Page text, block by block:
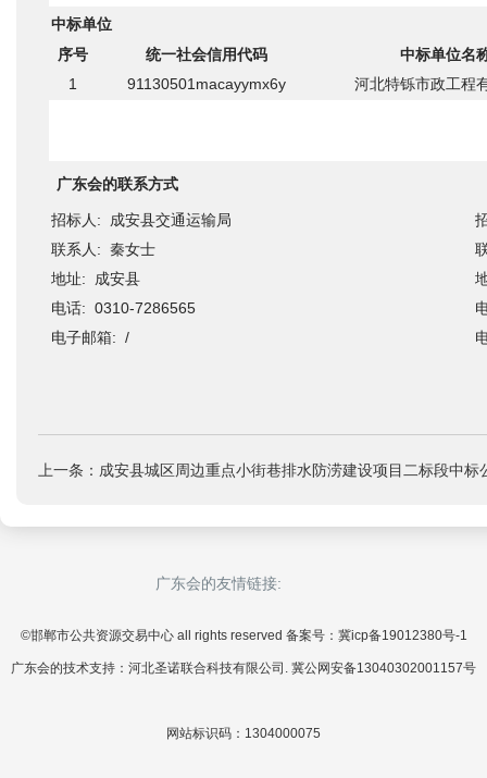
中标单位
序号
统一社会信用代码
中标单位名
1
91130501macayymx6y 河北特铄市政工程
广东会的联系方式
招标人: 成安县交通运输局
联系人: 秦女士
地址: 成安县
电话: 0310-7286565
电子邮箱: /
上一条：成安县城区周边重点小街巷排水防涝建设项目二标段中标
广东会的友情链接:
©邯郸市公共资源交易中心 all rights reserved 备案号：冀icp备19012380号-1
广东会的技术支持：河北圣诺联合科技有限公司. 冀公网安备13040302001157号
网站标识码：1304000075